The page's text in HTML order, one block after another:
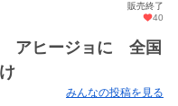
販売終了
40
アヒージョに 全国
みんなの投稿を見る